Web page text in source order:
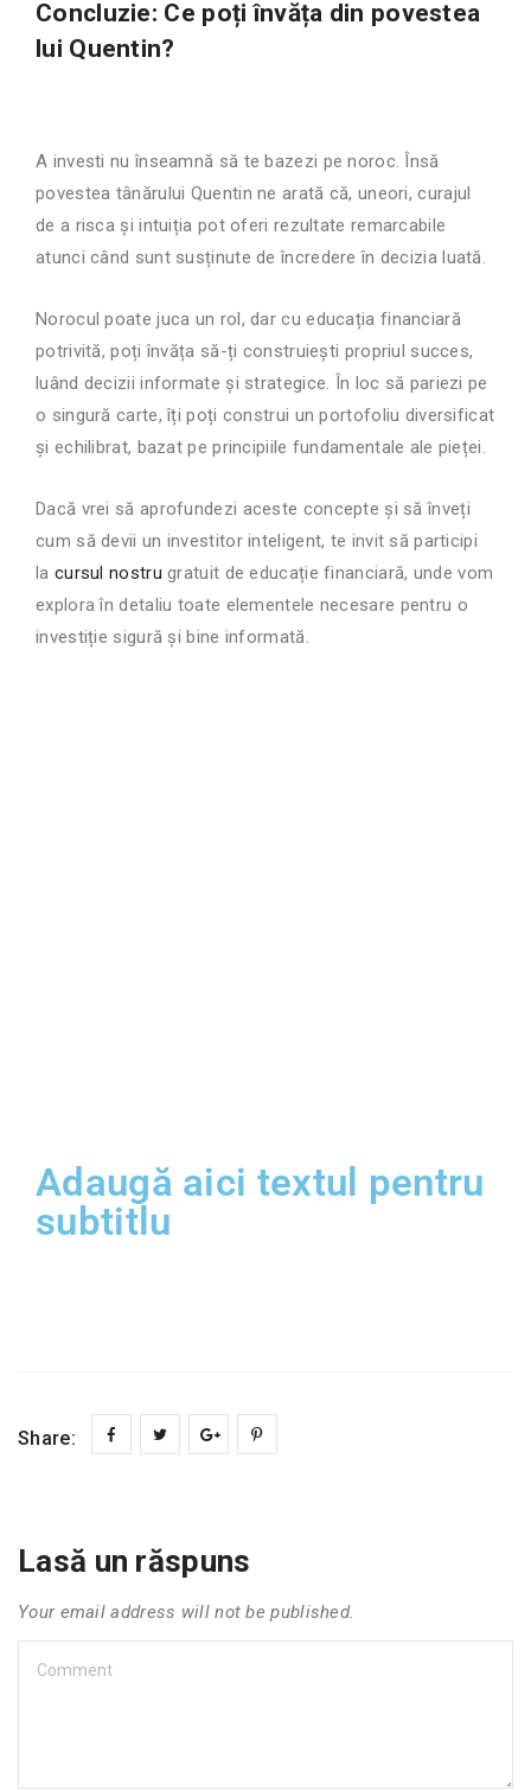
Concluzie: Ce poți învăța din povestea
lui Quentin?
A investi nu înseamnă să te bazezi pe noroc. Însă
povestea tânărului Quentin ne arată că, uneori, curajul
de a risca și intuiția pot oferi rezultate remarcabile
atunci când sunt susținute de încredere în decizia luată.
Norocul poate juca un rol, dar cu educația financiară
potrivită, poți învăța să-ți construiești propriul succes,
luând decizii informate și strategice. În loc să pariezi pe
o singură carte, îți poți construi un portofoliu diversificat
și echilibrat, bazat pe principiile fundamentale ale pieței.
Dacă vrei să aprofundezi aceste concepte și să înveți
cum să devii un investitor inteligent, te invit să participi
la cursul nostru gratuit de educație financiară, unde vom
explora în detaliu toate elementele necesare pentru o
investiție sigură și bine informată.
Adaugă aici textul pentru
subtitlu
Share:
Lasă un răspuns
Your email address will not be published.